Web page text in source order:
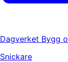
Dagverket Bygg
Snickare